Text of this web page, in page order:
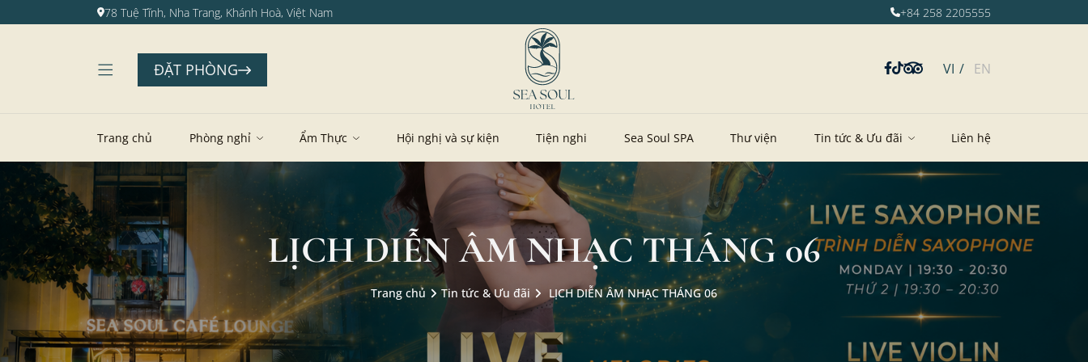
VI EN
Trang chủ Phòng nghỉ Ẩm Thực Hội nghị và sự kiện Tiện nghi Sea Soul SPA Thư viện Tin tức & Ưu đãi Liên hệ
78 Tuệ Tĩnh, Nha Trang, Khánh Hoà, Việt Nam +84 258 2205555
ĐẶT PHÒNG
LỊCH DIỄN ÂM NHẠC THÁNG 06
Trang chủ Tin tức & Ưu đãi LỊCH DIỄN ÂM NHẠC THÁNG 06